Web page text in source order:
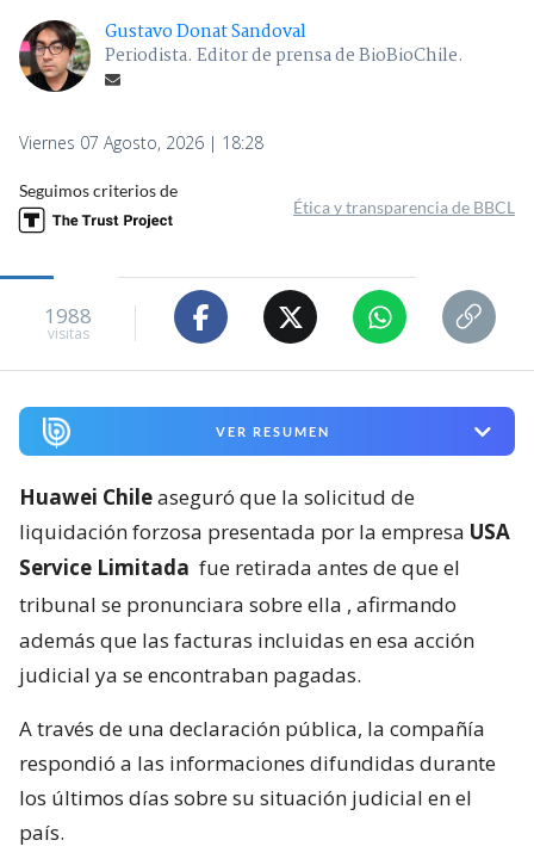
Gustavo Donat Sandoval
Periodista. Editor de prensa de BioBioChile.
Viernes 07 Agosto, 2026 | 18:28
Seguimos criterios de
Ética y transparencia de BBCL
1988
visitas
VER RESUMEN
Huawei Chileaseguró que la solicitud de
liquidación forzosa presentada por la empresa USA
Service Limitada fue retirada antes de que el
tribunal se pronunciara sobre ella , afirmando
además que las facturas incluidas en esa acción
judicial ya se encontraban pagadas.
A través de una declaración pública, la compañía
respondió a las informaciones difundidas durante
los últimos días sobre su situación judicial en el
país.